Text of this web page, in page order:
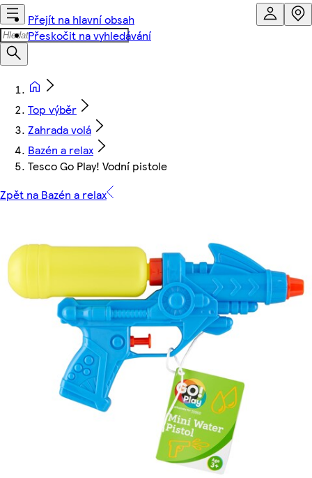
Přejít na hlavní obsah
Přeskočit na vyhledávání
Top výběr
Zahrada volá
Bazén a relax
Tesco Go Play! Vodní pistole
Zpět na Bazén a relax